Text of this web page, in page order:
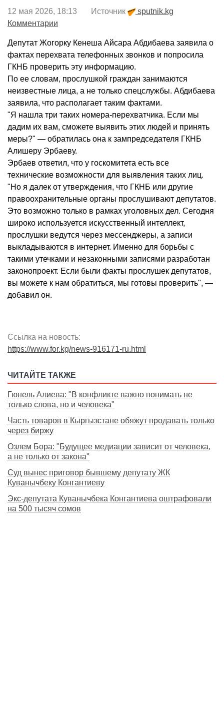
12 мая 2026, 18:13 Источник
sputnik.kg
Комментарии
Депутат Жогорку Кенеша Айсара Абдибаева заявила о
фактах перехвата телефонных звонков и попросила
ГКНБ проверить эту информацию.
По ее словам, прослушкой граждан занимаются
неизвестные лица, а не только спецслужбы. Абдибаева
заявила, что располагает таким фактами.
"Я нашла три таких номера-перехватчика. Если мы
дадим их вам, сможете выявить этих людей и принять
меры?" — обратилась она к зампредседателя ГКНБ
Алишеру Эрбаеву.
Эрбаев ответил, что у госкомитета есть все
технические возможности для выявления таких лиц.
"Но я далек от утверждения, что ГКНБ или другие
правоохранительные органы прослушивают депутатов.
Это возможно только в рамках уголовных дел. Сегодня
широко используется искусственный интеллект,
прослушки ведутся через мессенджеры, а записи
выкладываются в интернет. Именно для борьбы с
такими утечками и незаконными записями разработан
законопроект. Если были факты прослушек депутатов,
вы можете к нам обратиться, мы готовы проверить", —
добавил он.
Ссылка на новость:
https://www.for.kg/news-916171-ru.html
ЧИТАЙТЕ ТАКЖЕ
Гюнель Алиева: "В конфликте важно понимать не
только слова, но и человека"
Часть товаров в Кыргызстане обяжут продавать только
через биржу
Озлем Бора: "Будущее медиации зависит от человека,
а не только от закона"
Суд вынес приговор бывшему депутату ЖК
Куванычбеку Конгантиеву
Экс-депутата Куванычбека Конгантиева оштрафовали
на 500 тысяч сомов